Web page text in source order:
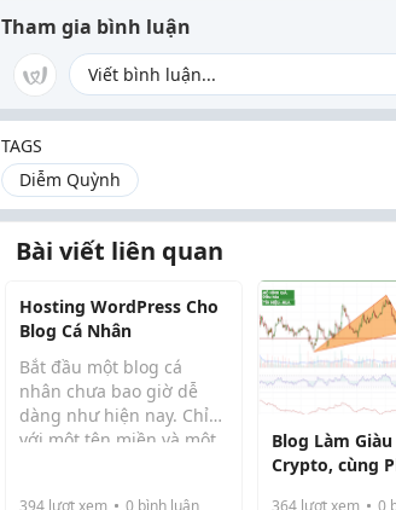
Tham gia bình luận
TAGS
Diễm Quỳnh
Bài viết liên quan
Hosting WordPress Cho
Blog Cá Nhân
Bắt đầu một blog cá
nhân chưa bao giờ dễ
dàng như hiện nay. Chỉ
với một tên miền và một
394 lượt xem 0 bình luận
Blog Làm
Crypto, cùng
364 lượt xem 0